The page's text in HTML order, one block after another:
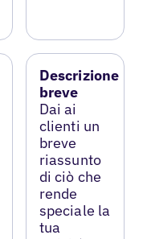
Descrizione
breve
Dai ai
clienti un
breve
riassunto
di ciò che
rende
speciale la
tua